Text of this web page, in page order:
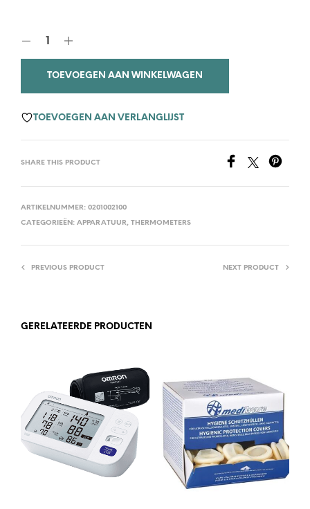
TOEVOEGEN AAN WINKELWAGEN
TOEVOEGEN AAN VERLANGLIJST
SHARE THIS PRODUCT
ARTIKELNUMMER: 0201002100
CATEGORIEËN: APPARATUUR, THERMOMETERS
PREVIOUS PRODUCT NEXT PRODUCT
GERELATEERDE PRODUCTEN